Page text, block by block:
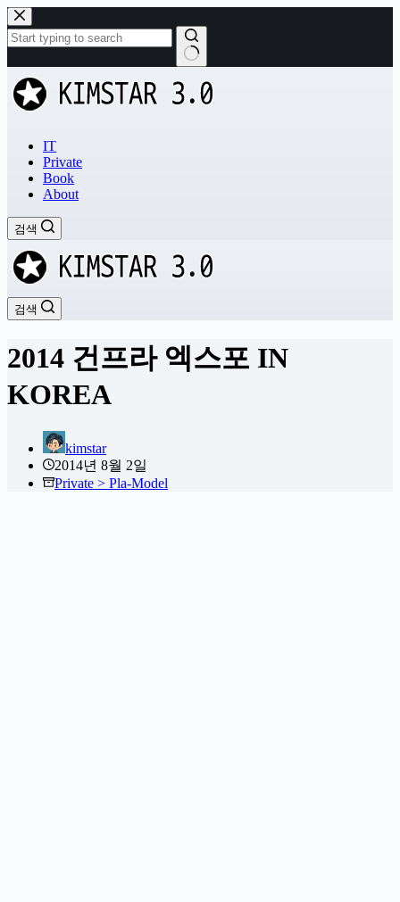
본
문
으
로
건
너
과
없
IT
Private
Book
About
검색
검색
2014 건프라 엑스포 IN
KOREA
kimstar
2014년 8월 2일
Private > Pla-Model